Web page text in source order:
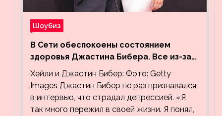
Шоубиз
В Сети обеспокоены состоянием
здоровья Джастина Бибера. Все из-за
видео, на котором его успокаивает
Хейли
Хейли и Джастин Бибер: Фото: Getty
Images Джастин Бибер не раз признавался
в интервью, что страдал депрессией. «Я
так много пережил в своей жизни. Я понял,